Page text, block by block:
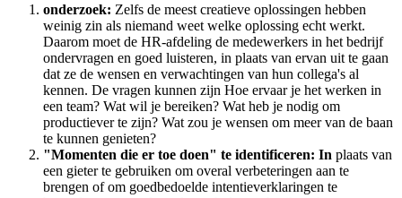
onderzoek: Zelfs de meest creatieve oplossingen hebben
weinig zin als niemand weet welke oplossing echt werkt.
Daarom moet de HR-afdeling de medewerkers in het bedrijf
ondervragen en goed luisteren, in plaats van ervan uit te gaan
dat ze de wensen en verwachtingen van hun collega's al
kennen. De vragen kunnen zijn Hoe ervaar je het werken in
een team? Wat wil je bereiken? Wat heb je nodig om
productiever te zijn? Wat zou je wensen om meer van de baan
te kunnen genieten?
"Momenten die er toe doen" te identificeren: In plaats van
een gieter te gebruiken om overal verbeteringen aan te
brengen of om goedbedoelde intentieverklaringen te